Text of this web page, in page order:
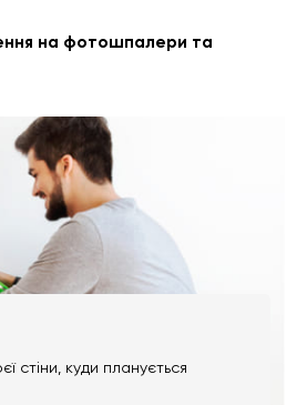
на фотошпалери та
стіни, куди планується